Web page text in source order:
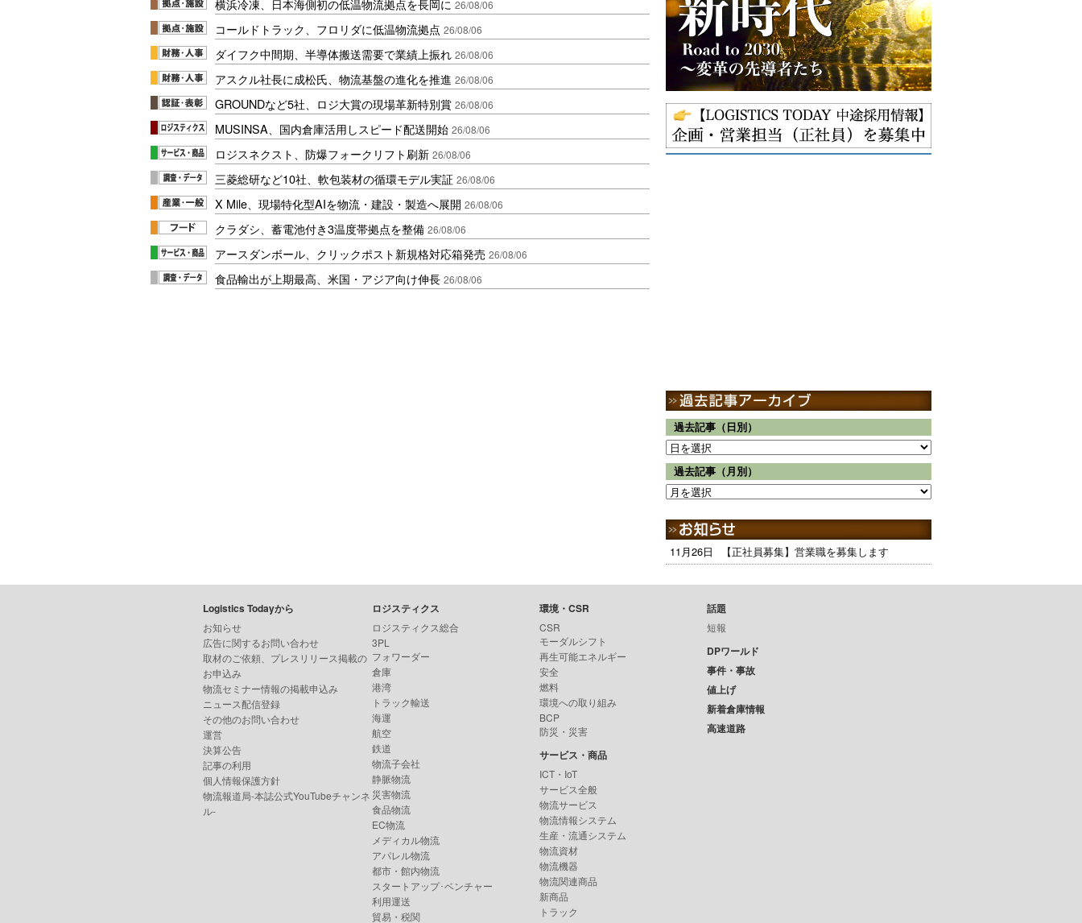
横浜冷凍、日本海側初の低温物流拠点を長岡に 26/08/06
コールドトラック、フロリダに低温物流拠点 26/08/06
ダイフク中間期、半導体搬送需要で業績上振れ 26/08/06
アスクル社長に成松氏、物流基盤の進化を推進 26/08/06
GROUNDなど5社、ロジ大賞の現場革新特別賞 26/08/06
MUSINSA、国内倉庫活用しスピード配送開始 26/08/06
ロジスネクスト、防爆フォークリフト刷新 26/08/06
三菱総研など10社、軟包装材の循環モデル実証 26/08/06
X Mile、現場特化型AIを物流・建設・製造へ展開 26/08/06
クラダシ、蓄電池付き3温度帯拠点を整備 26/08/06
アースダンボール、クリックポスト新規格対応箱発売 26/08/06
食品輸出が上期最高、米国・アジア向け伸長 26/08/06
過去記事（日別）
過去記事（月別）
11月26日 【正社員募集】営業職を募集します
Logistics Todayから
お知らせ
広告に関するお問い合わせ
取材のご依頼、プレスリリース掲載の
お申込み
物流セミナー情報の掲載申込み
ニュース配信登録
その他のお問い合わせ
運営
決算公告
記事の利用
個人情報保護方針
物流報道局-本誌公式YouTubeチャンネ
ル-
ロジスティクス
ロジスティクス総合
3PL
フォワーダー
倉庫
港湾
トラック輸送
海運
航空
鉄道
物流子会社
静脈物流
災害物流
食品物流
EC物流
メディカル物流
アパレル物流
都市・館内物流
スタートアップ･ベンチャー
利用運送
貿易・税関
環境・CSR
CSR
モーダルシフト
再生可能エネルギー
安全
燃料
環境への取り組み
BCP
防災・災害
サービス・商品
ICT・IoT
サービス全般
物流サービス
物流情報システム
生産・流通システム
物流資材
物流機器
物流関連商品
新商品
トラック
話題
短報
DPワールド
事件・事故
値上げ
新着倉庫情報
高速道路